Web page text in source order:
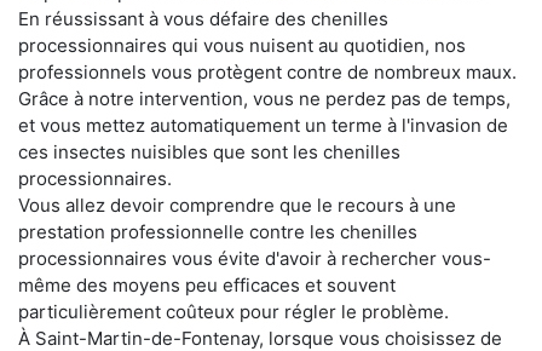
En réussissant à vous défaire des chenilles
processionnaires qui vous nuisent au quotidien, nos
professionnels vous protègent contre de nombreux maux.
Grâce à notre intervention, vous ne perdez pas de temps,
et vous mettez automatiquement un terme à l'invasion de
ces insectes nuisibles que sont les chenilles
processionnaires.
Vous allez devoir comprendre que le recours à une
prestation professionnelle contre les chenilles
processionnaires vous évite d'avoir à rechercher vous-
même des moyens peu efficaces et souvent
particulièrement coûteux pour régler le problème.
À Saint-Martin-de-Fontenay, lorsque vous choisissez de